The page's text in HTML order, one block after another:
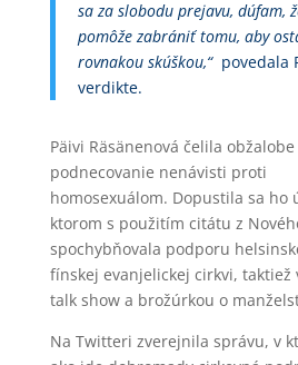
sa za slobodu prejavu, dúfam,
pomôže zabrániť tomu, aby
rovnakou skúškou,“ povedala
verdikte.
Päivi Räsänenová čelila
podnecovanie nenávisti proti
homosexuálom. Dopustila sa ho
ktorom s použitím citátu z
spochybňovala podporu
fínskej evanjelickej cirkvi, taktiež
talk show a brožúrkou o
Na Twitteri zverejnila správu, v